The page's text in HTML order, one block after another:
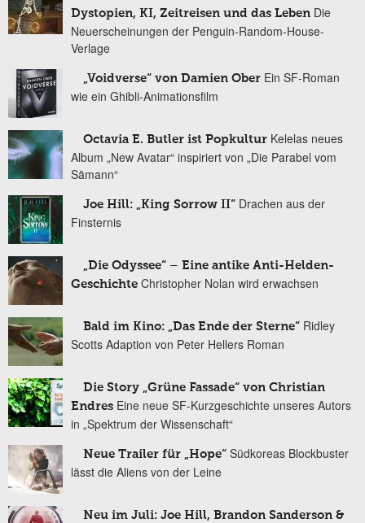
Dystopien, KI, Zeitreisen und das Leben Die
Neuerscheinungen der Penguin-Random-House-
Verlage
„Voidverse“ von Damien Ober Ein SF-Roman
wie ein Ghibli-Animationsfilm
Octavia E. Butler ist Popkultur Kelelas neues
Album „New Avatar“ inspiriert von „Die Parabel vom
Sämann“
Joe Hill: „King Sorrow II“ Drachen aus der
Finsternis
„Die Odyssee“ – Eine antike Anti-Helden-
Geschichte Christopher Nolan wird erwachsen
Bald im Kino: „Das Ende der Sterne“ Ridley
Scotts Adaption von Peter Hellers Roman
Die Story „Grüne Fassade“ von Christian
Endres Eine neue SF-Kurzgeschichte unseres Autors
in „Spektrum der Wissenschaft“
Neue Trailer für „Hope“ Südkoreas Blockbuster
lässt die Aliens von der Leine
Neu im Juli: Joe Hill, Brandon Sanderson &